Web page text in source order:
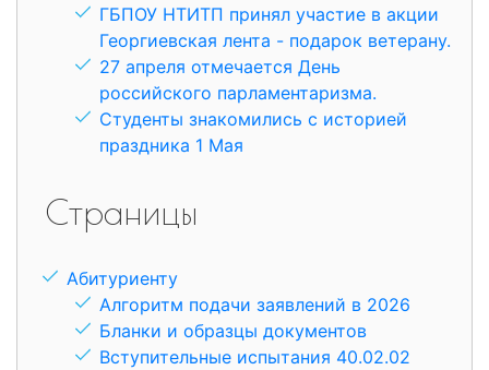
ГБПОУ НТИТП принял участие в акции
Георгиевская лента - подарок ветерану.
27 апреля отмечается День
российского парламентаризма.
Студенты знакомились с историей
праздника 1 Мая
Страницы
Абитуриенту
Алгоритм подачи заявлений в 2026
Бланки и образцы документов
Вступительные испытания 40.02.02